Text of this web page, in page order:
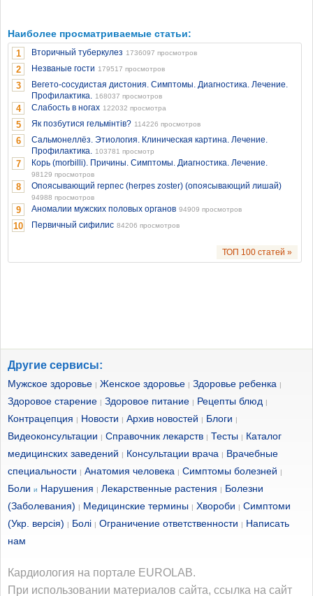
Наиболее просматриваемые статьи:
1 Вторичный туберкулез 1736097 просмотров
2 Незваные гости 179517 просмотров
3
Вегето-сосудистая дистония. Симптомы. Диагностика. Лечение.
Профилактика. 168037 просмотров
4 Слабость в ногах 122032 просмотра
5 Як позбутися гельмінтів? 114226 просмотров
6
Сальмонеллёз. Этиология. Клиническая картина. Лечение.
Профилактика. 103781 просмотр
7 Корь (morbilli). Причины. Симптомы. Диагностика. Лечение.
98129 просмотров
8 Опоясывающий герпес (herpes zoster) (опоясывающий лишай)
94988 просмотров
9 Аномалии мужских половых органов 94909 просмотров
10 Первичный сифилис 84206 просмотров
ТОП 100 статей »
Другие сервисы:
Мужское здоровье | Женское здоровье | Здоровье ребенка |
Здоровое старение | Здоровое питание | Рецепты блюд |
Контрацепция | Новости | Архив новостей | Блоги |
Видеоконсультации | Справочник лекарств | Тесты | Каталог
медицинских заведений | Консультации врача | Врачебные
специальности | Анатомия человека | Симптомы болезней |
Боли и Нарушения | Лекарственные растения | Болезни
(Заболевания) | Медицинские термины | Хвороби | Симптоми
(Укр. версія) | Болі | Ограничение ответственности | Написать
нам
Кардиология на портале EUROLAB.
При использовании материалов сайта, ссылка на сайт